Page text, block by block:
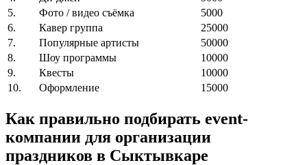
5.
Фото / видео съёмка
5000
6.
Кавер группа
25000
7.
Популярные артисты
50000
8.
Шоу программы
10000
9.
Квесты
10000
10.
Оформление 15000
Как правильно подбирать event-
компании для организации
праздников в Сыктывкаре